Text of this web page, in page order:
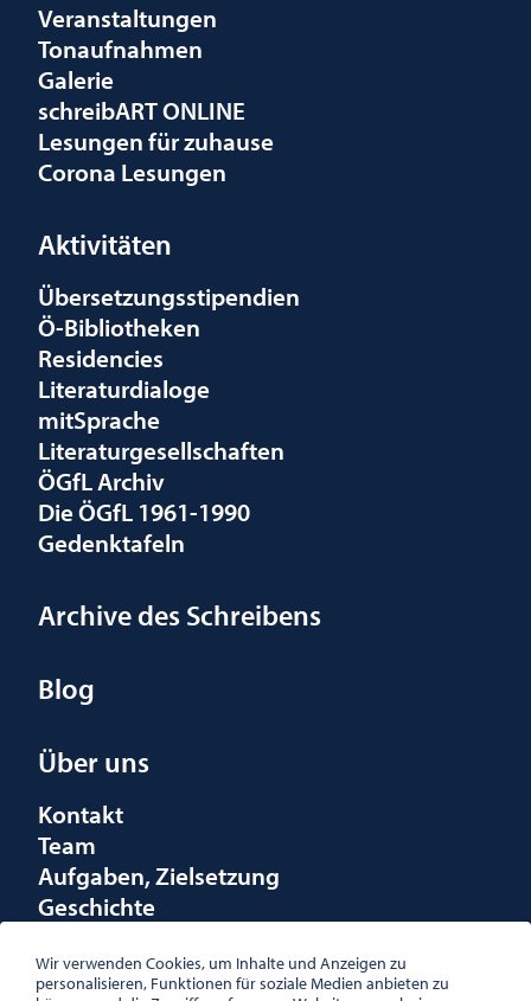
Veranstaltungen
Tonaufnahmen
Galerie
schreibART ONLINE
Lesungen für zuhause
Corona Lesungen
Aktivitäten
Übersetzungsstipendien
Ö-Bibliotheken
Residencies
Literaturdialoge
mitSprache
Literaturgesellschaften
ÖGfL Archiv
Die ÖGfL 1961-1990
Gedenktafeln
Archive des Schreibens
Blog
Über uns
Kontakt
Team
Aufgaben, Zielsetzung
Geschichte
Förderungen
Wir verwenden Cookies, um Inhalte und Anzeigen zu
personalisieren, Funktionen für soziale Medien anbieten zu